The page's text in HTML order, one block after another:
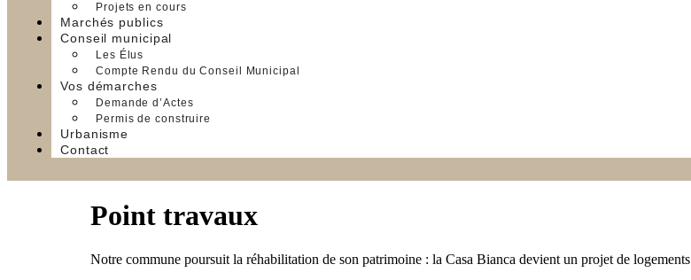
Projets en cours
Marchés publics
Conseil municipal
Les Élus
Compte Rendu du Conseil Municipal
Vos démarches
Demande d’Actes
Permis de construire
Urbanisme
Contact
Point travaux
Notre commune poursuit la réhabilitation de son patrimoine : la Casa Bianca devient un projet de logements